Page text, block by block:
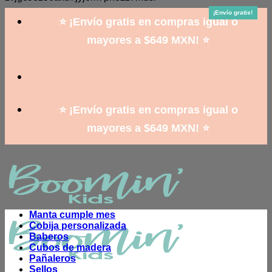
to
content
⭐ ¡Envío gratis en compras igual o
mayores a $649 MXN! ⭐
⭐ ¡Envío gratis en compras igual o
mayores a $649 MXN! ⭐
Manta cumple mes
Cobija personalizada
Baberos
Cubos de madera
Pañaleros
Sellos
¡Envío gratis!
¡Envío gratis!
¡Envío gratis!
¡Envío gratis!
¡Envío gratis!
¡Envío gratis!
¡Envío gratis!
¡Envío gratis!
¡Envío gratis!